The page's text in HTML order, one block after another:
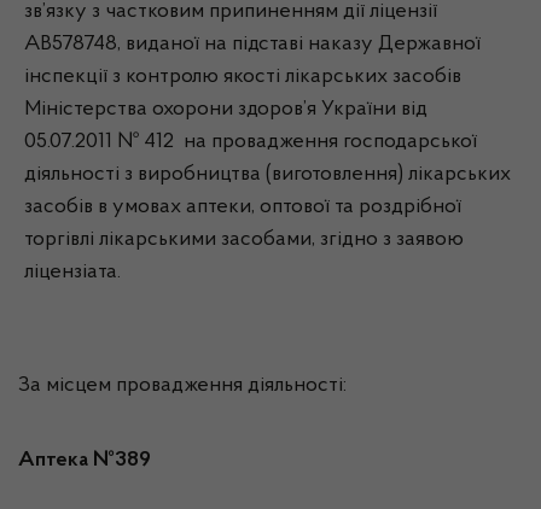
зв’язку з частковим припиненням дії ліцензії
АВ578748, виданої на підставі наказу Державної
інспекції з контролю якості лікарських засобів
Міністерства охорони здоров’я України від
05.07.2011 № 412 на провадження господарської
діяльності з виробництва (виготовлення) лікарських
засобів в умовах аптеки, оптової та роздрібної
торгівлі лікарськими засобами, згідно з заявою
ліцензіата.
За місцем провадження діяльності:
Аптека №389